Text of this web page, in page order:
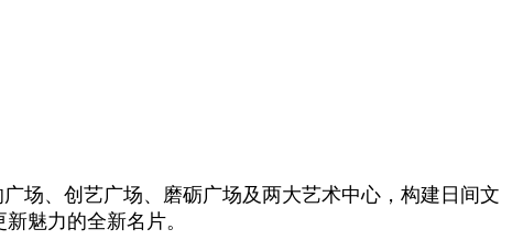
场、创艺广场、磨砺广场及两大艺术中心，构建日间文
魅力的全新名片。